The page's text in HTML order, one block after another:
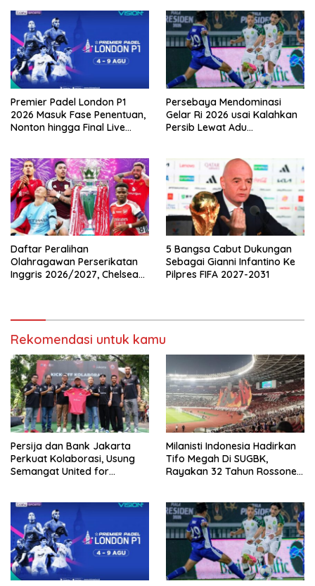
Premier Padel London P1
2026 Masuk Fase Penentuan,
Nonton hingga Final Live
Persebaya Mendominasi
Gelar Ri 2026 usai Kalahkan
Persib Lewat Adu
Daftar Peralihan
Olahragawan Perserikatan
Inggris 2026/2027, Chelsea
5 Bangsa Cabut Dukungan
Sebagai Gianni Infantino Ke
Pilpres FIFA 2027-2031
Rekomendasi untuk kamu
Persija dan Bank Jakarta
Perkuat Kolaborasi, Usung
Semangat United for
Milanisti Indonesia Hadirkan
Tifo Megah Di SUGBK,
Rayakan 32 Tahun Rossoneri